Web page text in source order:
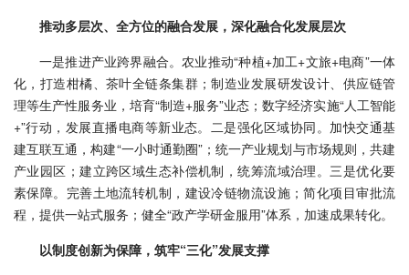
推动多层次、全方位的融合发展，深化融合化发展层次
一是推进产业跨界融合。农业推动“种植+加工+文旅+电商”一体
化，打造柑橘、茶叶全链条集群；制造业发展研发设计、供应链管
理等生产性服务业，培育“制造+服务”业态；数字经济实施“人工智能
+”行动，发展直播电商等新业态。二是强化区域协同。加快交通基
建互联互通，构建“一小时通勤圈”；统一产业规划与市场规则，共建
产业园区；建立跨区域生态补偿机制，统筹流域治理。三是优化要
素保障。完善土地流转机制，建设冷链物流设施；简化项目审批流
程，提供一站式服务；健全“政产学研金服用”体系，加速成果转化。
以制度创新为保障，筑牢“三化”发展支撑